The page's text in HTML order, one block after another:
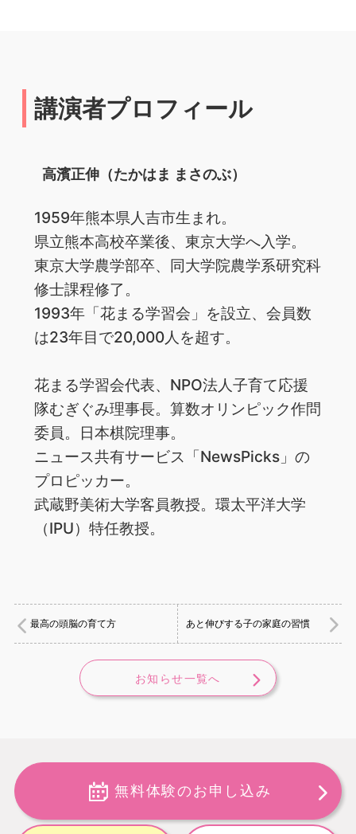
講演者プロフィール
高濱正伸（たかはま まさのぶ）
1959年熊本県人吉市生まれ。
県立熊本高校卒業後、東京大学へ入学。
東京大学農学部卒、同大学院農学系研究科
修士課程修了。
1993年「花まる学習会」を設立、会員数
は23年目で20,000人を超す。
花まる学習会代表、NPO法人子育て応援
隊むぎぐみ理事長。算数オリンピック作問
委員。日本棋院理事。
ニュース共有サービス「NewsPicks」の
プロピッカー。
武蔵野美術大学客員教授。環太平洋大学
（IPU）特任教授。
最高の頭脳の育て方 あと伸びする子の家庭の習慣
お知らせ一覧へ
無料体験のお申し込み